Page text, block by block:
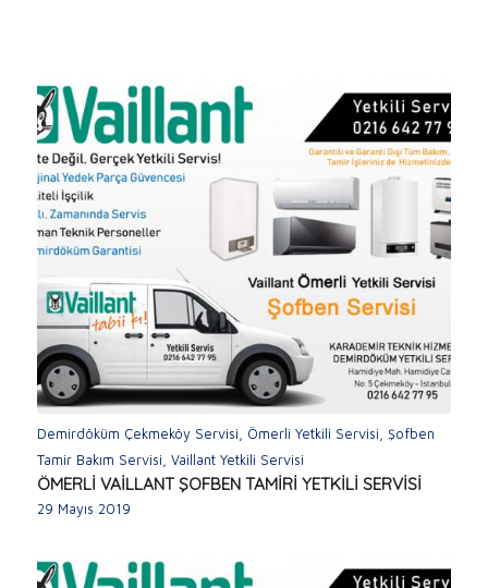
Demirdöküm Çekmeköy Servisi, Ömerli Yetkili Servisi, Şofben
Tamir Bakım Servisi, Vaillant Yetkili Servisi
ÖMERLİ VAİLLANT ŞOFBEN TAMİRİ YETKİLİ SERVİSİ
29 Mayıs 2019